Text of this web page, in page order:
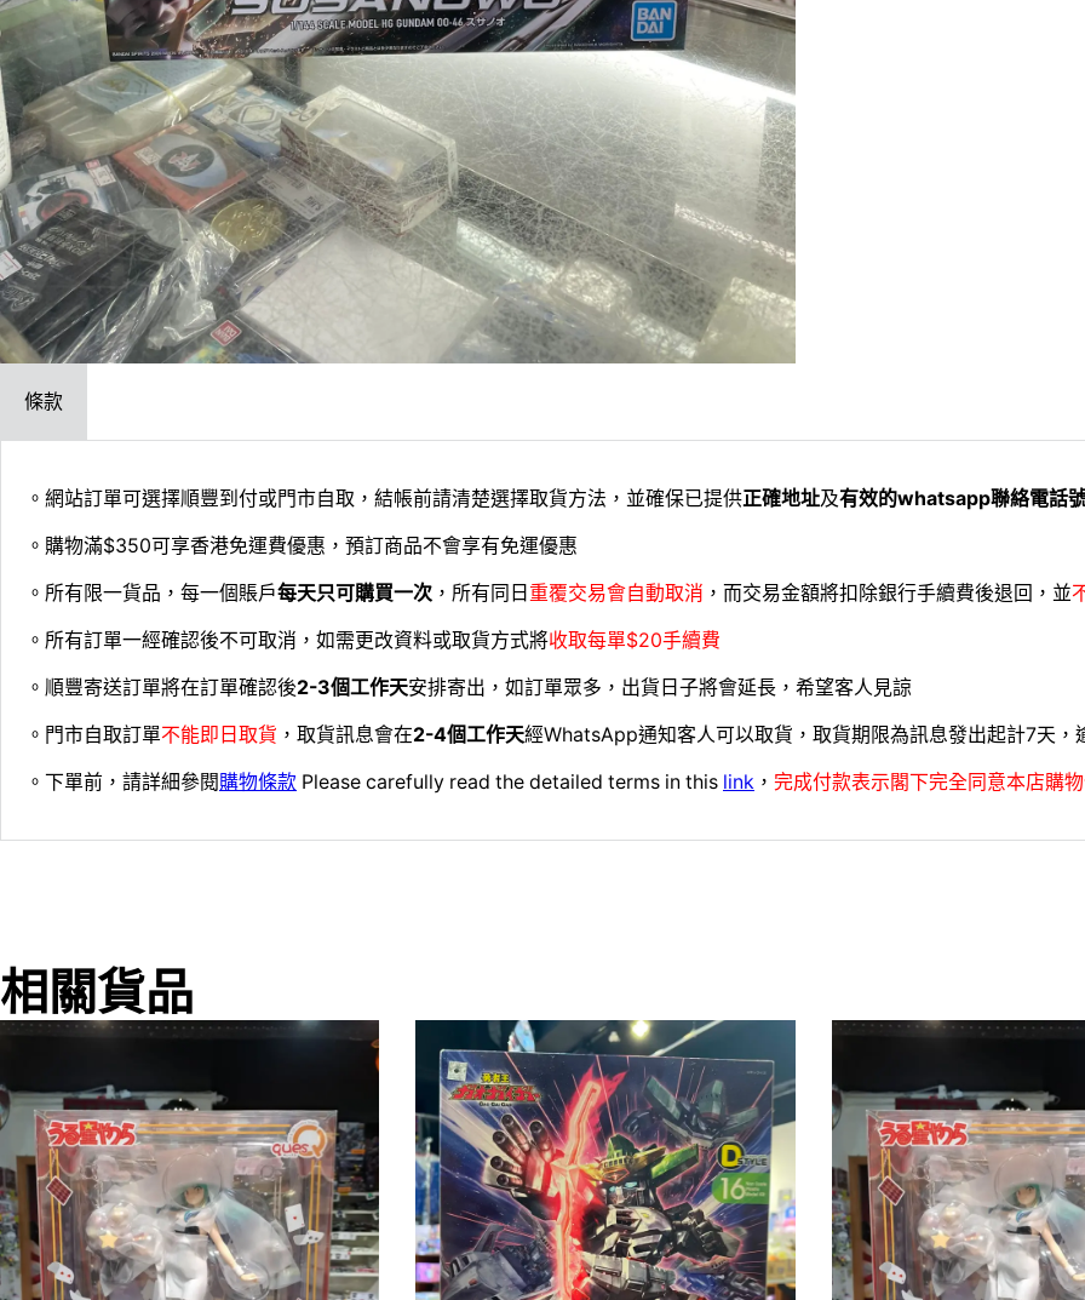
條款
。網站訂單可選擇順豐到付或門市自取，結帳前請清楚選擇取貨方法，並確保已提供正確地址及有效的whatsapp聯絡電話
。購物滿$350可享香港免運費優惠，預訂商品不會享有免運優惠
。所有限一貨品，每一個賬戶每天只可購買一次 ，所有同日 重覆交易會自動取消 ，而交易金額將扣除銀行手續費後退回，並
。所有訂單一經確認後不可取消，如需更改資料或取貨方式將收取每單$20手續費
。順豐寄送訂單將在訂單確認後2-3個工作天安排寄出，如訂單眾多，出貨日子將會延長，希望客人見諒
。門市自取訂單不能即日取貨 ，取貨訊息會在2-4個工作天經WhatsApp通知客人可以取貨，取貨期限為訊息發出起計7天，
。下單前，請詳細參閱購物條款 Please carefully read the detailed terms in this link ， 完成付款表示閣下完全同意本店購
相關貨品